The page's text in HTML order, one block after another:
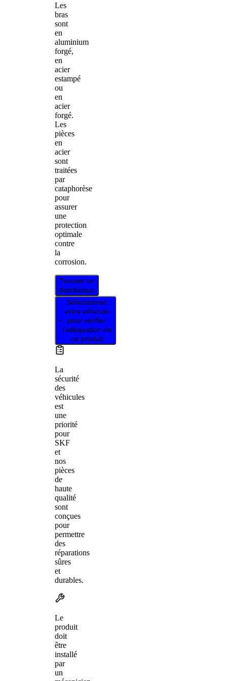
Les
bras
sont
en
aluminium
forgé,
en
acier
estampé
ou
en
acier
forgé.
Les
pièces
en
acier
sont
traitées
par
cataphorèse
pour
assurer
une
protection
optimale
contre
la
corrosion.
Trouver un
distributeur
Sélectionnez
votre véhicule
pour vérifier
l’adéquation de
ce produit
La
sécurité
des
véhicules
est
une
priorité
pour
SKF
et
nos
pièces
de
haute
qualité
sont
conçues
pour
permettre
des
réparations
sûres
et
durables.
Le
produit
doit
être
installé
par
un